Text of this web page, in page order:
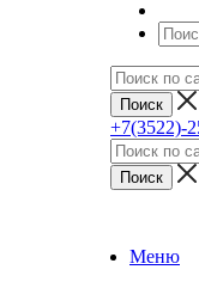
+7(3522)-
Меню